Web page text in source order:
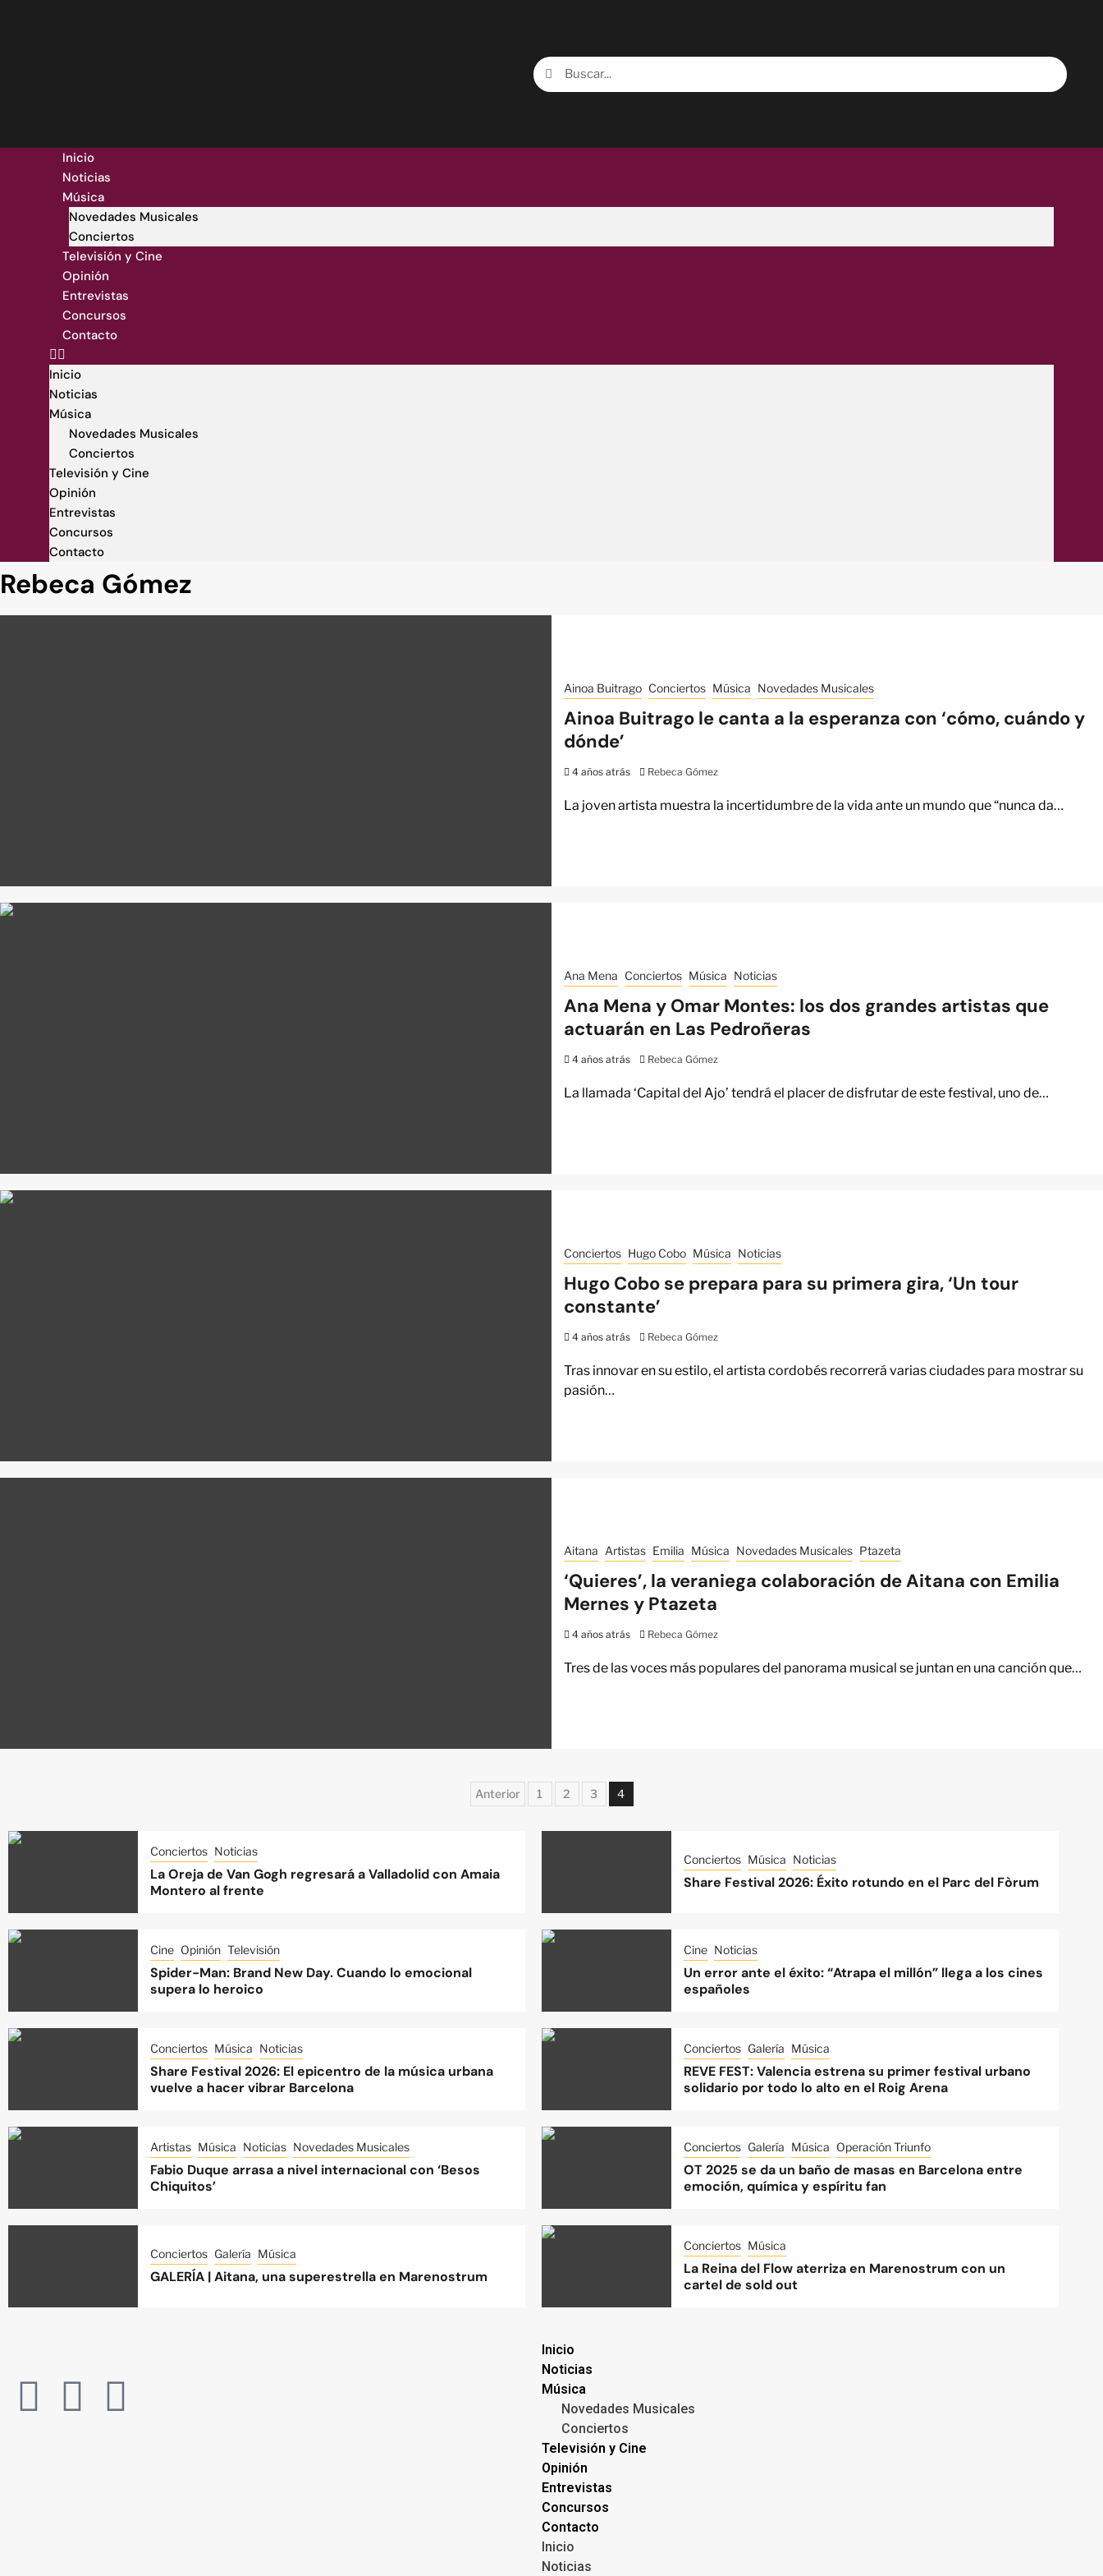
Inicio
Noticias
Música
Novedades Musicales
Conciertos
Televisión y Cine
Opinión
Entrevistas
Concursos
Contacto
Inicio
Noticias
Música
Novedades Musicales
Conciertos
Televisión y Cine
Opinión
Entrevistas
Concursos
Contacto
Rebeca Gómez
Ainoa Buitrago Conciertos Música Novedades Musicales
Ainoa Buitrago le canta a la esperanza con ‘cómo, cuándo y
dónde’
4 años atrás Rebeca Gómez
La joven artista muestra la incertidumbre de la vida ante un mundo que “nunca da…
Ana Mena Conciertos Música Noticias
Ana Mena y Omar Montes: los dos grandes artistas que
actuarán en Las Pedroñeras
4 años atrás Rebeca Gómez
La llamada ‘Capital del Ajo’ tendrá el placer de disfrutar de este festival, uno de…
Conciertos Hugo Cobo Música Noticias
Hugo Cobo se prepara para su primera gira, ‘Un tour
constante’
4 años atrás Rebeca Gómez
Tras innovar en su estilo, el artista cordobés recorrerá varias ciudades para mostrar su
pasión…
Aitana Artistas Emilia Música Novedades Musicales Ptazeta
‘Quieres’, la veraniega colaboración de Aitana con Emilia
Mernes y Ptazeta
4 años atrás Rebeca Gómez
Tres de las voces más populares del panorama musical se juntan en una canción que…
Anterior 1 2 3 4
Conciertos Noticias
La Oreja de Van Gogh regresará a Valladolid con Amaia
Montero al frente
Conciertos Música Noticias
Share Festival 2026: Éxito rotundo en el Parc del Fòrum
Cine Opinión Televisión
Spider-Man: Brand New Day. Cuando lo emocional
supera lo heroico
Cine Noticias
Un error ante el éxito: “Atrapa el millón” llega a los cines
españoles
Conciertos Música Noticias
Share Festival 2026: El epicentro de la música urbana
vuelve a hacer vibrar Barcelona
Conciertos Galería Música
REVE FEST: Valencia estrena su primer festival urbano
solidario por todo lo alto en el Roig Arena
Artistas Música Noticias Novedades Musicales
Fabio Duque arrasa a nivel internacional con ‘Besos
Chiquitos’
Conciertos Galería Música Operación Triunfo
OT 2025 se da un baño de masas en Barcelona entre
emoción, química y espíritu fan
Conciertos Galería Música
GALERÍA | Aitana, una superestrella en Marenostrum
Conciertos Música
La Reina del Flow aterriza en Marenostrum con un
cartel de sold out
Inicio
Noticias
Música
Novedades Musicales
Conciertos
Televisión y Cine
Opinión
Entrevistas
Concursos
Contacto
Inicio
Noticias